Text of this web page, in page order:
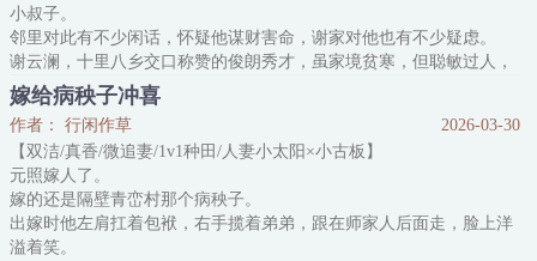
小叔子。
邻里对此有不少闲话，怀疑他谋财害命，谢家对他也有不少疑虑。
谢云澜，十里八乡交口称赞的俊朗秀才，虽家境贫寒，但聪敏过人，
都说他以后定能当官儿，是有出息的人。
人人都夸谢云澜性子温柔，洛瑾年却怕极了这个小叔子。
谢云澜待他越好，他骨子里的寒意就越重。那人的笑不达眼底，看他
的眼神，像毒蛇在掂量从何处下口。
他只能拼命做事，惶惶不安地讨生活，将自
嫁给病秧子冲喜
作者： 行闲作草
2026-03-30
【双洁/真香/微追妻/1v1种田/人妻小太阳×小古板】
元照嫁人了。
嫁的还是隔壁青峦村那个病秧子。
出嫁时他左肩扛着包袱，右手揽着弟弟，跟在师家人后面走，脸上洋
溢着笑。